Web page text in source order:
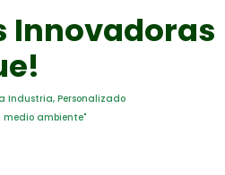
Innovadoras
Industria, Personalizado
medio ambiente"